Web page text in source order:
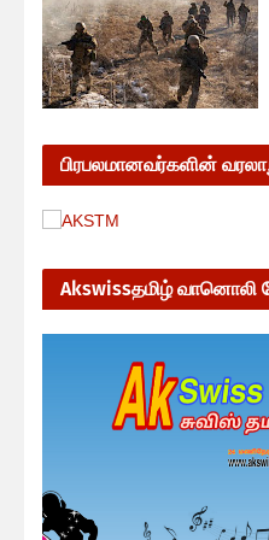
பிரபலமானவர்களின்
Akswissதமிழ் வானொலி